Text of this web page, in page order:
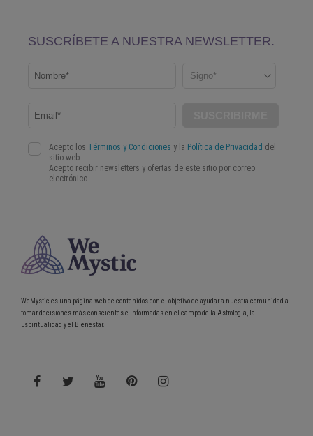
WeMystic es una página web de contenidos con el objetivo de ayudar a nuestra comunidad a
tomar decisiones más conscientes e informadas en el campo de la Astrología, la
Espiritualidad y el Bienestar.